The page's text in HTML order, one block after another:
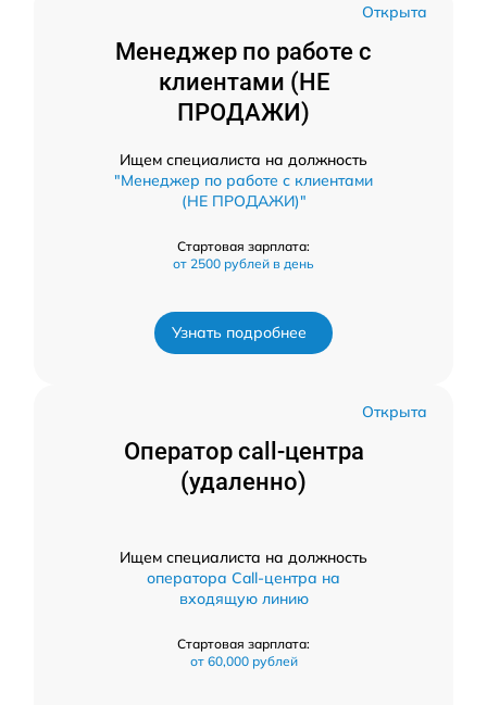
Открыта
Менеджер по работе с
клиентами (НЕ
ПРОДАЖИ)
Ищем специалиста на должность
"Менеджер по работе с клиентами
(НЕ ПРОДАЖИ)"
Стартовая зарплата:
от 2500 рублей в день
Узнать подробнее
Открыта
Оператор call-центра
(удаленно)
Ищем специалиста на должность
оператора Call-центра на
входящую линию
Стартовая зарплата:
от 60,000 рублей